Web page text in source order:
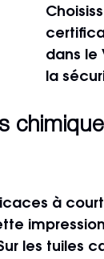
dans le
la
à
les tuiles